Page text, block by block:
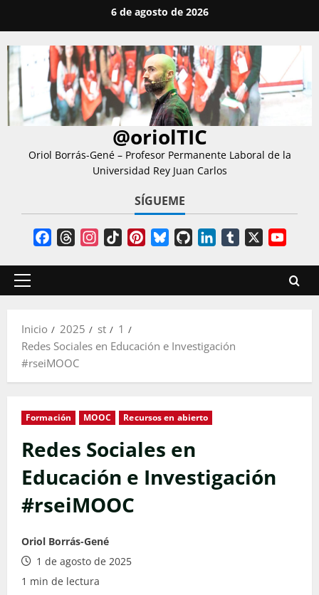
contenido
6 de agosto de 2026
@oriolTIC
Oriol Borrás-Gené – Profesor Permanente Laboral de la
Universidad Rey Juan Carlos
SÍGUEME
FacebookThreadsInstagram
TikTokPinterestBlueskyGitHubLinkedInTumblr
Menú
Inicio
2025 st
1
Redes Sociales en Educación e Investigación
#rseiMOOC
Formación MOOC Recursos en abierto
Redes Sociales en
Educación e Investigación
#rseiMOOC
Oriol Borrás-Gené
1 de agosto de 2025
1 min de lectura